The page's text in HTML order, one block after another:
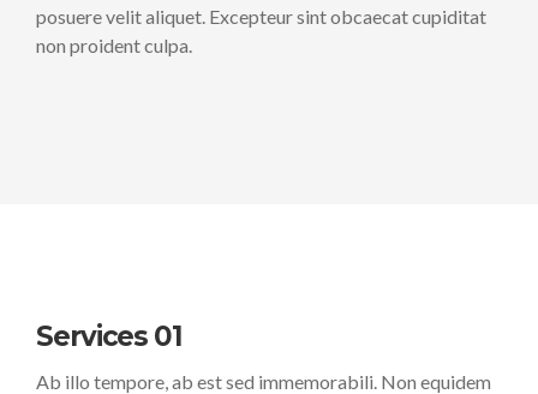
posuere velit aliquet. Excepteur sint obcaecat cupiditat
non proident culpa.
Services 01
Ab illo tempore, ab est sed immemorabili. Non equidem